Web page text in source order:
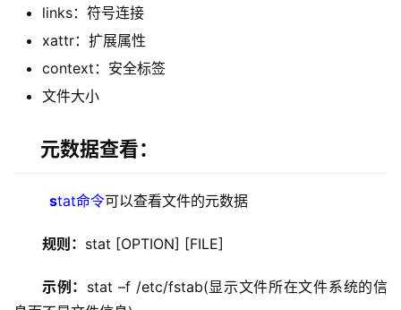
links：符号连接
xattr：扩展属性
context：安全标签
文件大小
元数据查看：
stat命令可以查看文件的元数据
规则： stat [OPTION] [FILE]
示例： stat –f /etc/fstab(显示文件所在文件系统的信